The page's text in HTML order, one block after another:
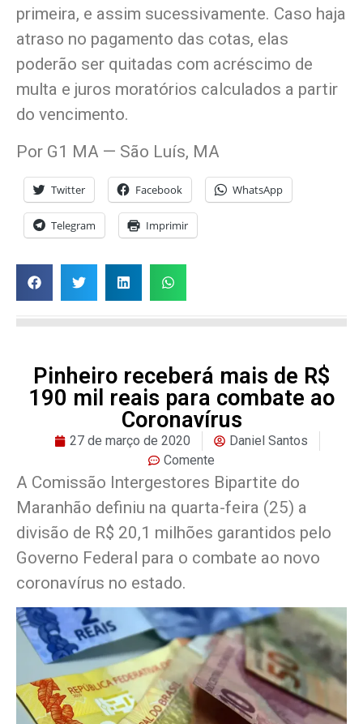
primeira, e assim sucessivamente. Caso haja
atraso no pagamento das cotas, elas
poderão ser quitadas com acréscimo de
multa e juros moratórios calculados a partir
do vencimento.
Por G1 MA — São Luís, MA
Twitter Facebook WhatsApp
Telegram Imprimir
Pinheiro receberá mais de R$
190 mil reais para combate ao
Coronavírus
27 de março de 2020
Daniel Santos
Comente
A Comissão Intergestores Bipartite do
Maranhão definiu na quarta-feira (25) a
divisão de R$ 20,1 milhões garantidos pelo
Governo Federal para o combate ao novo
coronavírus no estado.